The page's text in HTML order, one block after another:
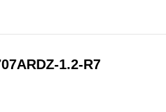
1.2-R7